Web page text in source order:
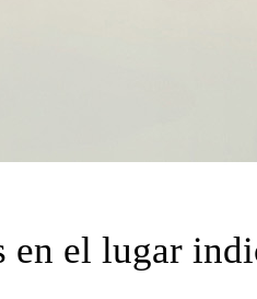
en el lugar